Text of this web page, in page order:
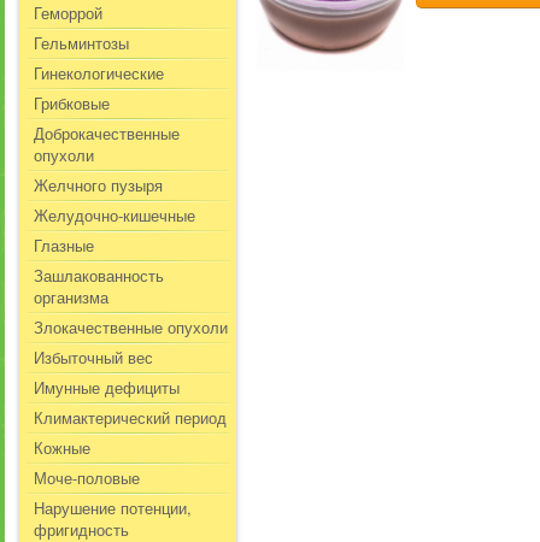
Геморрой
Гельминтозы
Гинекологические
Грибковые
Доброкачественные
опухоли
Желчного пузыря
Желудочно-кишечные
Глазные
Зашлакованность
организма
Злокачественные опухоли
Избыточный вес
Имунные дефициты
Климактерический период
Кожные
Моче-половые
Нарушение потенции,
фригидность